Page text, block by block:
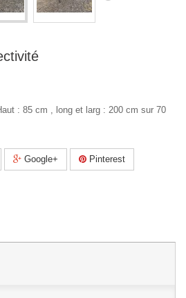
: 85 cm , long et larg : 200 cm sur 70
Google+ Pinterest